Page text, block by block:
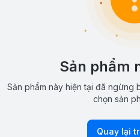
Sản phẩm
Sản phẩm này hiện tại đã ngừng
chọn sản
Quay lại